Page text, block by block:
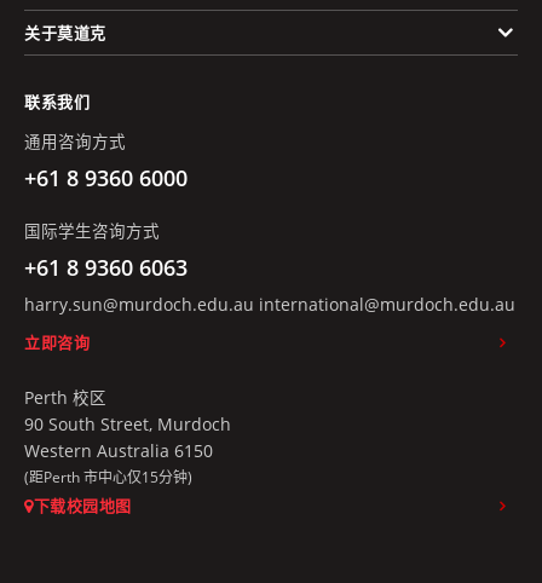
关于莫道克
联系我们
通用咨询方式
+61 8 9360 6000
国际学生咨询方式
+61 8 9360 6063
harry.sun@murdoch.edu.au international@murdoch.edu.au
立即咨询
Perth 校区
90 South Street, Murdoch
Western Australia 6150
(距Perth 市中心仅15分钟)
下载校园地图